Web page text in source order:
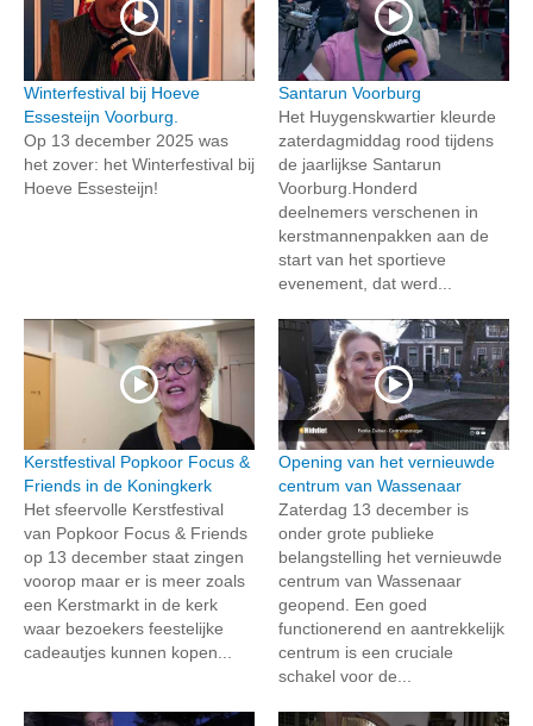
Winterfestival bij Hoeve
Essesteijn Voorburg.
Op 13 december 2025 was
het zover: het Winterfestival bij
Hoeve Essesteijn!
Santarun Voorburg
Het Huygenskwartier kleurde
zaterdagmiddag rood tijdens
de jaarlijkse Santarun
Voorburg.Honderd
deelnemers verschenen in
kerstmannenpakken aan de
start van het sportieve
evenement, dat werd...
Kerstfestival Popkoor Focus &
Friends in de Koningkerk
Het sfeervolle Kerstfestival
van Popkoor Focus & Friends
op 13 december staat zingen
voorop maar er is meer zoals
een Kerstmarkt in de kerk
waar bezoekers feestelijke
cadeautjes kunnen kopen...
Opening van het vernieuwde
centrum van Wassenaar
Zaterdag 13 december is
onder grote publieke
belangstelling het vernieuwde
centrum van Wassenaar
geopend. Een goed
functionerend en aantrekkelijk
centrum is een cruciale
schakel voor de...